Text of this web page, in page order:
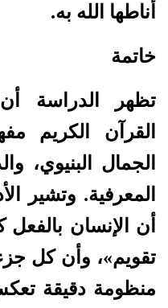
أناطها الله به.
خاتمة
تظهر الدراسة
القرآن الكريم
الجمال البنيوي،
المعرفية. وتشير
أن الإنسان
تقويم»، وأن كل
منظومة دقيقة